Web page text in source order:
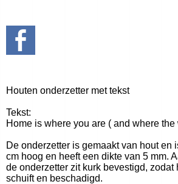
Houten onderzetter met tekst
Tekst:
Home is where you are ( and where the
De onderzetter is gemaakt van hout en
cm hoog en heeft een dikte van 5 mm.
de onderzetter zit kurk bevestigd, zodat
schuift en beschadigd.